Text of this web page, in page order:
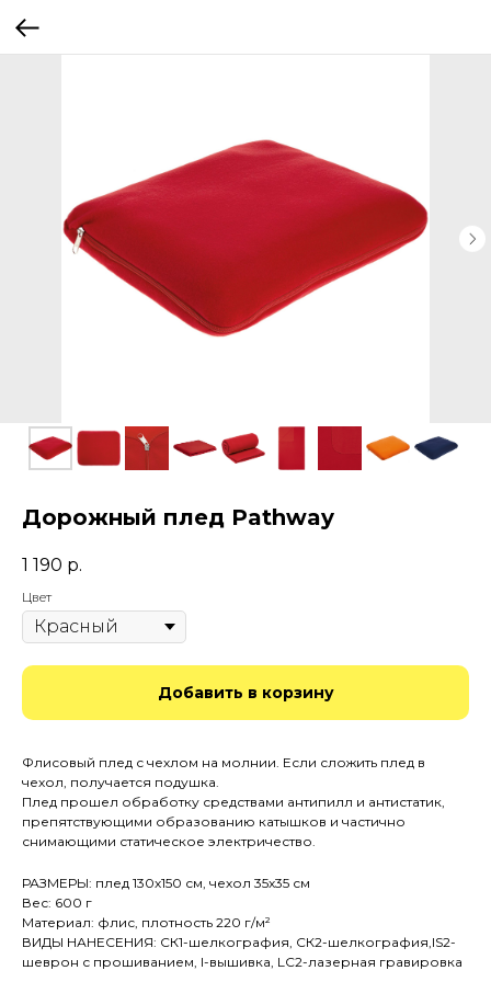
Дорожный плед Pathway
1 190 р.
Цвет
Добавить в корзину
Флисовый плед с чехлом на молнии. Если сложить плед в
чехол, получается подушка.
Плед прошел обработку средствами антипилл и антистатик,
препятствующими образованию катышков и частично
снимающими статическое электричество.
РАЗМЕРЫ: плед 130х150 см, чехол 35х35 см
Вес: 600 г
Материал: флис, плотность 220 г/м²
ВИДЫ НАНЕСЕНИЯ: СК1-шелкография, СК2-шелкография,IS2-
шеврон с прошиванием, I-вышивка, LC2-лазерная гравировка